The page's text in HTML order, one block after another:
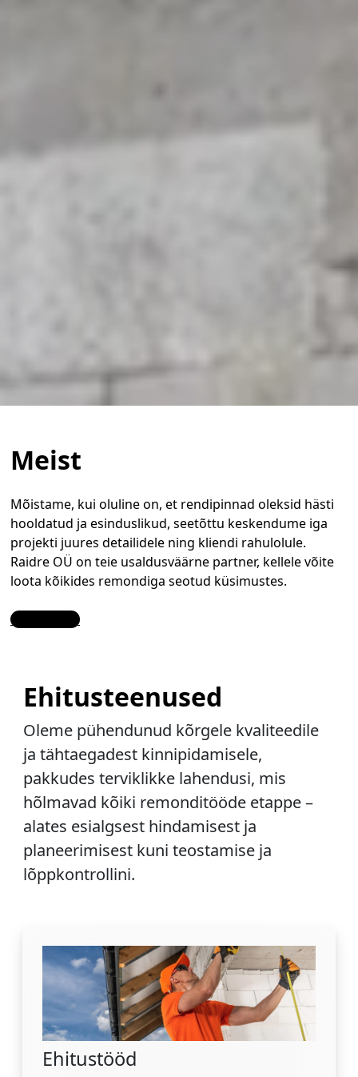
Meist
Mõistame, kui oluline on, et rendipinnad oleksid hästi
hooldatud ja esinduslikud, seetõttu keskendume iga
projekti juures detailidele ning kliendi rahulolule.
Raidre OÜ on teie usaldusväärne partner, kellele võite
loota kõikides remondiga seotud küsimustes.
Contact Us
Ehitusteenused
Oleme pühendunud kõrgele kvaliteedile
ja tähtaegadest kinnipidamisele,
pakkudes terviklikke lahendusi, mis
hõlmavad kõiki remonditööde etappe –
alates esialgsest hindamisest ja
planeerimisest kuni teostamise ja
lõppkontrollini.
Ehitustööd